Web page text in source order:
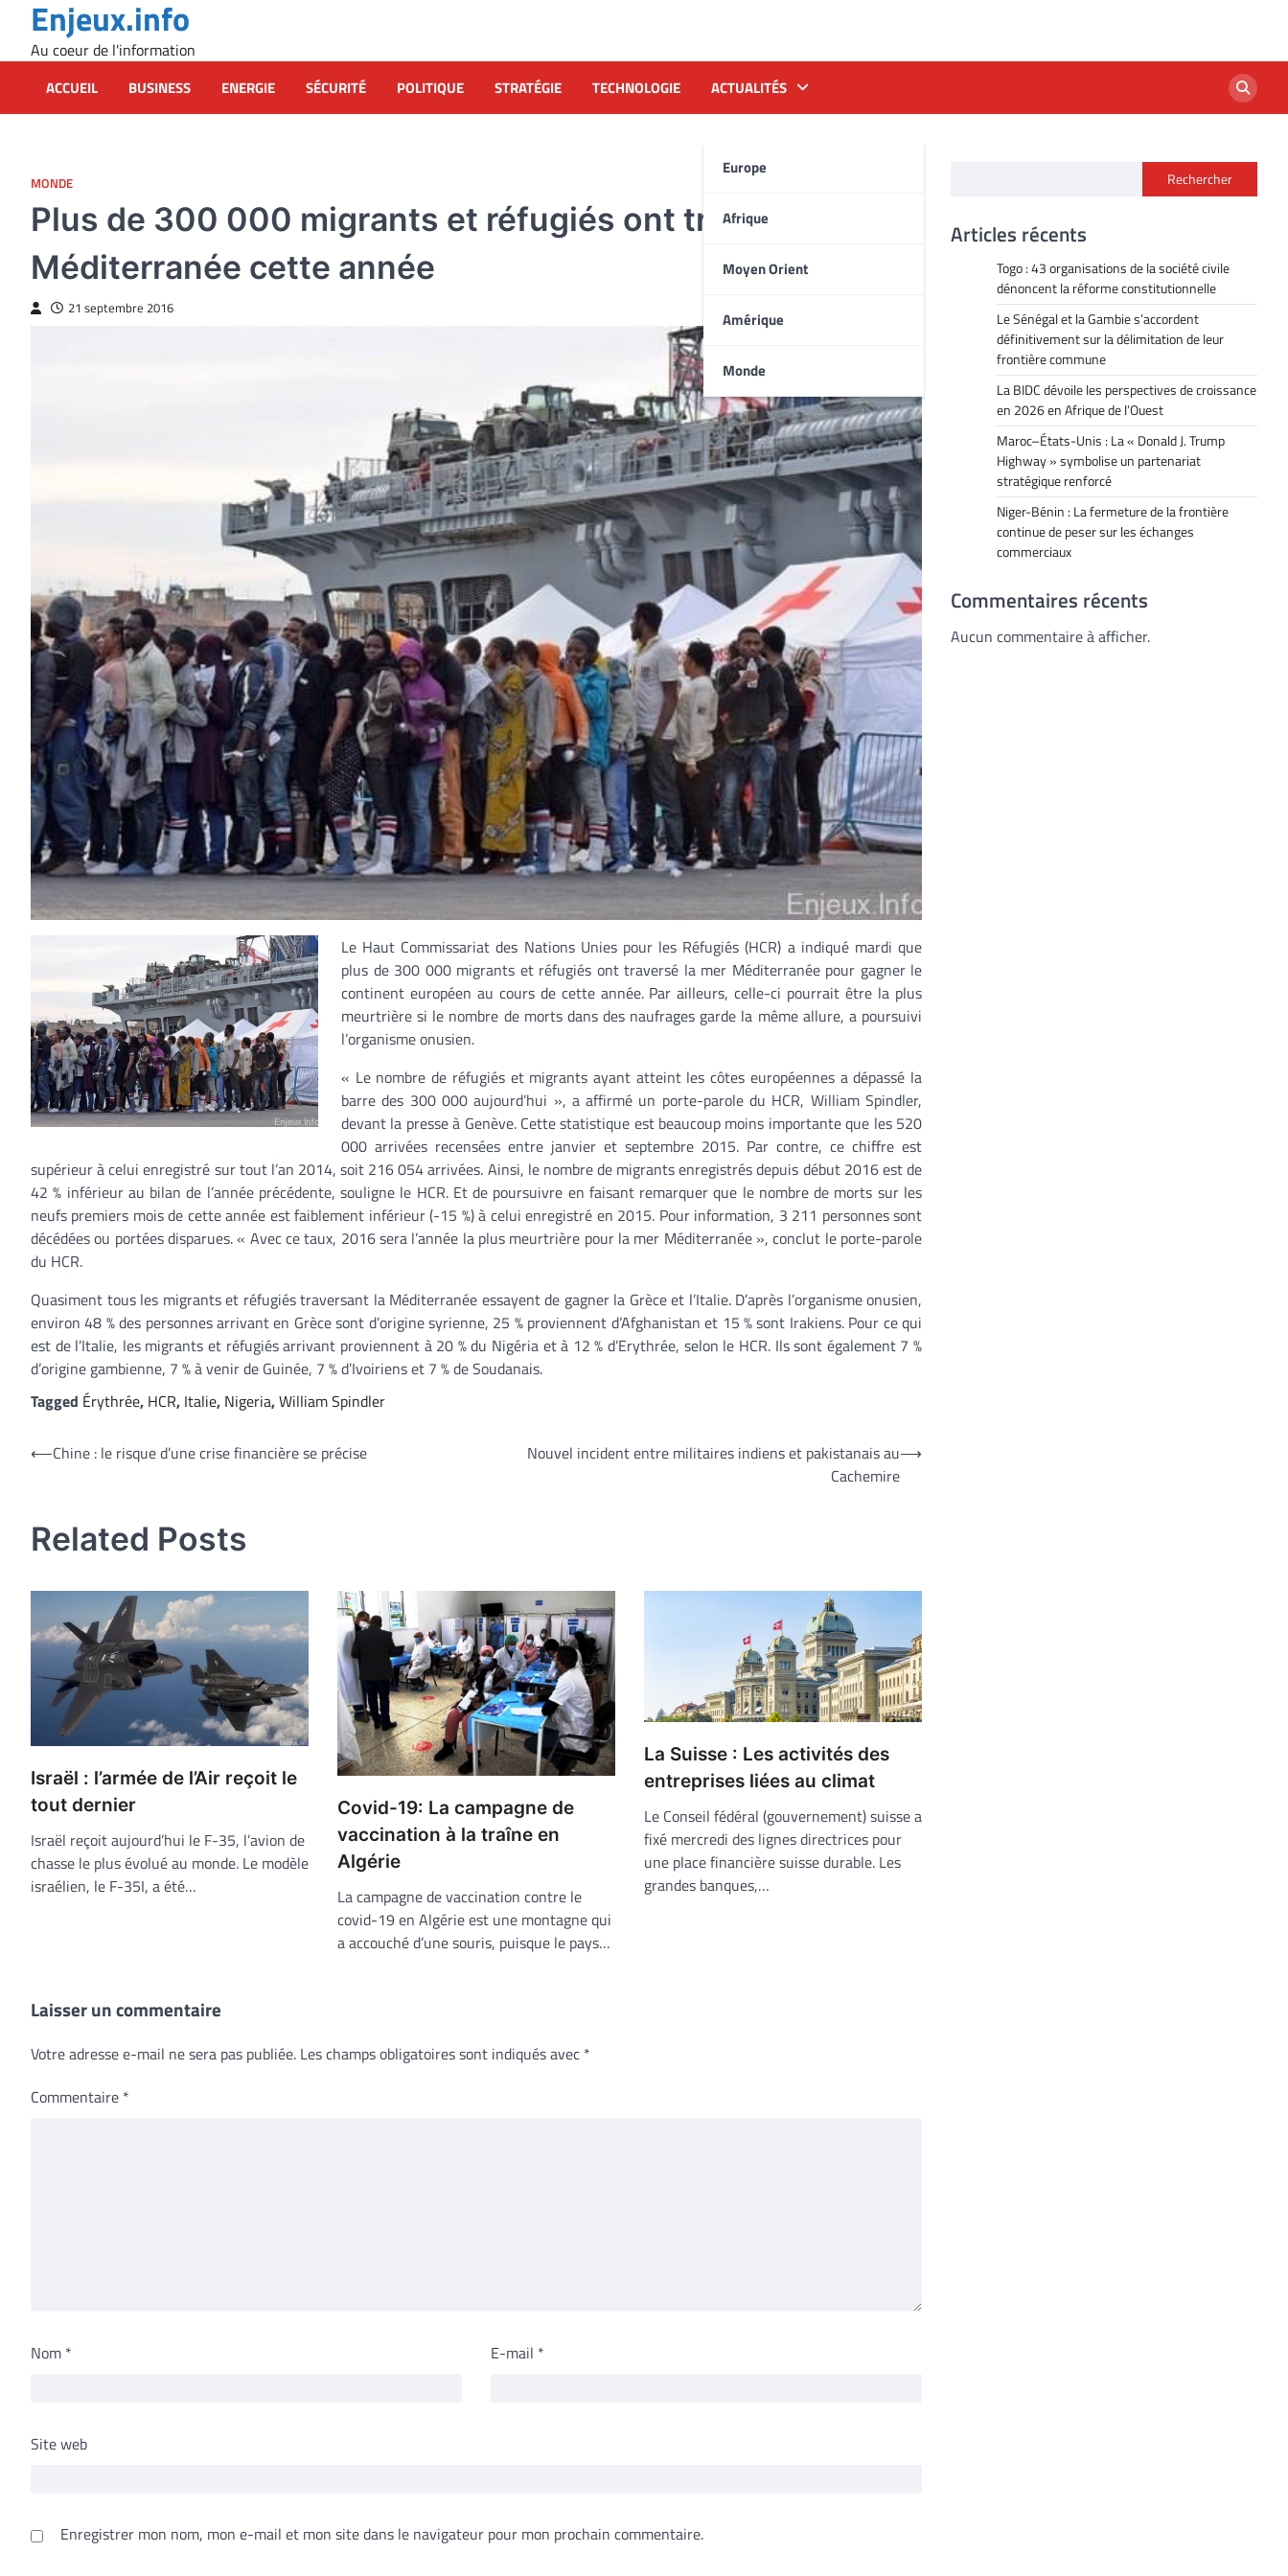
content
Enjeux.info
Au coeur de l'information
ACCUEIL BUSINESS ENERGIE SÉCURITÉ POLITIQUE STRATÉGIE TECHNOLOGIE ACTUALITÉS
Europe
Afrique
Moyen Orient
Amérique
Monde
MONDE
Plus de 300 000 migrants et réfugiés ont traversé la
Méditerranée cette année
21 septembre 2016
Le Haut Commissariat des Nations Unies pour les Réfugiés (HCR) a indiqué mardi que
plus de 300 000 migrants et réfugiés ont traversé la mer Méditerranée pour gagner le
continent européen au cours de cette année. Par ailleurs, celle-ci pourrait être la plus
meurtrière si le nombre de morts dans des naufrages garde la même allure, a poursuivi
l’organisme onusien.
« Le nombre de réfugiés et migrants ayant atteint les côtes européennes a dépassé la
barre des 300 000 aujourd’hui », a affirmé un porte-parole du HCR, William Spindler,
devant la presse à Genève. Cette statistique est beaucoup moins importante que les 520
000 arrivées recensées entre janvier et septembre 2015. Par contre, ce chiffre est
supérieur à celui enregistré sur tout l’an 2014, soit 216 054 arrivées. Ainsi, le nombre de migrants enregistrés depuis début 2016 est de
42 % inférieur au bilan de l’année précédente, souligne le HCR. Et de poursuivre en faisant remarquer que le nombre de morts sur les
neufs premiers mois de cette année est faiblement inférieur (-15 %) à celui enregistré en 2015. Pour information, 3 211 personnes sont
décédées ou portées disparues. « Avec ce taux, 2016 sera l’année la plus meurtrière pour la mer Méditerranée », conclut le porte-parole
du HCR.
Quasiment tous les migrants et réfugiés traversant la Méditerranée essayent de gagner la Grèce et l’Italie. D’après l’organisme onusien,
environ 48 % des personnes arrivant en Grèce sont d’origine syrienne, 25 % proviennent d’Afghanistan et 15 % sont Irakiens. Pour ce qui
est de l’Italie, les migrants et réfugiés arrivant proviennent à 20 % du Nigéria et à 12 % d’Erythrée, selon le HCR. Ils sont également 7 %
d’origine gambienne, 7 % à venir de Guinée, 7 % d’Ivoiriens et 7 % de Soudanais.
Tagged Érythrée, HCR, Italie, Nigeria,William Spindler
Navigation
⟵Chine : le risque d’une crise financière se précise
Nouvel incident entre militaires indiens et pakistanais au
Cachemire
⟶
Related Posts
Israël : l’armée de l’Air reçoit le
tout dernier
Israël reçoit aujourd’hui le F-35, l’avion de
chasse le plus évolué au monde. Le modèle
israélien, le F-35I, a été…
Covid-19: La campagne de
vaccination à la traîne en
Algérie
La campagne de vaccination contre le
covid-19 en Algérie est une montagne qui
a accouché d’une souris, puisque le pays…
La Suisse : Les activités des
entreprises liées au climat
Le Conseil fédéral (gouvernement) suisse a
fixé mercredi des lignes directrices pour
une place financière suisse durable. Les
grandes banques,…
Laisser un commentaire
Votre adresse e-mail ne sera pas publiée. Les champs obligatoires sont indiqués avec *
Commentaire *
Nom * E-mail *
Site web
Enregistrer mon nom, mon e-mail et mon site dans le navigateur pour mon prochain commentaire.
Rechercher
Articles récents
Togo : 43 organisations de la société civile
dénoncent la réforme constitutionnelle
Le Sénégal et la Gambie s’accordent
définitivement sur la délimitation de leur
frontière commune
La BIDC dévoile les perspectives de croissance
en 2026 en Afrique de l’Ouest
Maroc–États-Unis : La « Donald J. Trump
Highway » symbolise un partenariat
stratégique renforcé
Niger-Bénin : La fermeture de la frontière
continue de peser sur les échanges
commerciaux
Commentaires récents
Aucun commentaire à afficher.